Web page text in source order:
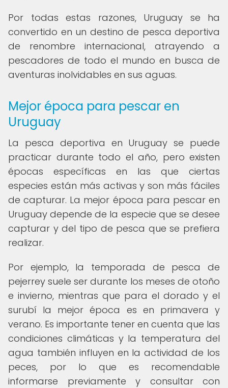
Por todas estas razones, Uruguay se ha
convertido en un destino de pesca deportiva
de renombre internacional, atrayendo a
pescadores de todo el mundo en busca de
aventuras inolvidables en sus aguas.
Mejor época para pescar en
Uruguay
La pesca deportiva en Uruguay se puede
practicar durante todo el año, pero existen
épocas específicas en las que ciertas
especies están más activas y son más fáciles
de capturar. La mejor época para pescar en
Uruguay depende de la especie que se desee
capturar y del tipo de pesca que se prefiera
realizar.
Por ejemplo, la temporada de pesca de
pejerrey suele ser durante los meses de otoño
e invierno, mientras que para el dorado y el
surubí la mejor época es en primavera y
verano. Es importante tener en cuenta que las
condiciones climáticas y la temperatura del
agua también influyen en la actividad de los
peces, por lo que es recomendable
informarse previamente y consultar con